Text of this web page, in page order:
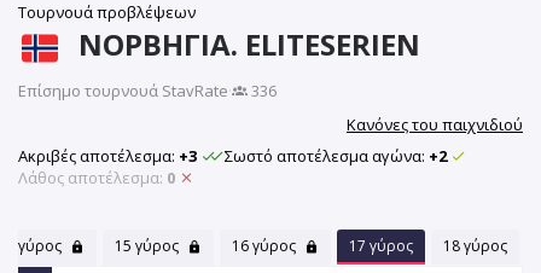
Τουρνουά προβλέψεων
ΝΟΡΒΗΓΊΑ. ELITESERIEN
Επίσημο τουρνουά StavRate·
336
Κανόνες του παιχνιδιού
Ακριβές αποτέλεσμα: +3 Σωστό αποτέλεσμα αγώνα: +2
Λάθος αποτέλεσμα: 0
γύρος 15 γύρος 16 γύρος 17 γύρος 18 γύρος